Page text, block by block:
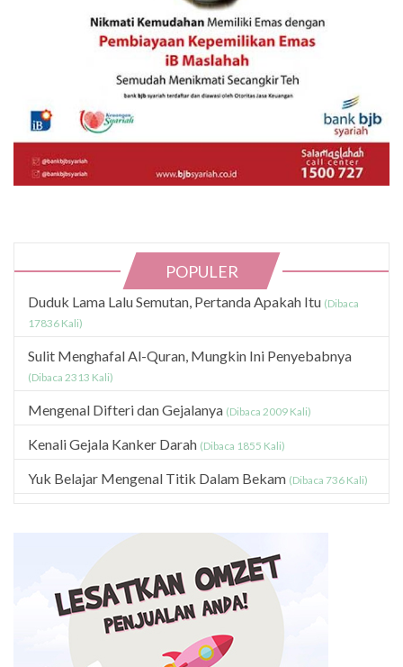
POPULER
Duduk Lama Lalu Semutan, Pertanda Apakah Itu (Dibaca
17836 Kali)
Sulit Menghafal Al-Quran, Mungkin Ini Penyebabnya
(Dibaca 2313 Kali)
Mengenal Difteri dan Gejalanya (Dibaca 2009 Kali)
Kenali Gejala Kanker Darah (Dibaca 1855 Kali)
Yuk Belajar Mengenal Titik Dalam Bekam (Dibaca 736 Kali)